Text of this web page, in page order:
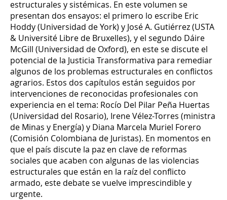
estructurales y sistémicas. En este volumen se
presentan dos ensayos: el primero lo escribe Eric
Hoddy (Universidad de York) y José A. Gutiérrez (USTA
& Université Libre de Bruxelles), y el segundo Dáire
McGill (Universidad de Oxford), en este se discute el
potencial de la Justicia Transformativa para remediar
algunos de los problemas estructurales en conflictos
agrarios. Estos dos capítulos están seguidos por
intervenciones de reconocidas profesionales con
experiencia en el tema: Rocío Del Pilar Peña Huertas
(Universidad del Rosario), Irene Vélez-Torres (ministra
de Minas y Energía) y Diana Marcela Muriel Forero
(Comisión Colombiana de Juristas). En momentos en
que el país discute la paz en clave de reformas
sociales que acaben con algunas de las violencias
estructurales que están en la raíz del conflicto
armado, este debate se vuelve imprescindible y
urgente.